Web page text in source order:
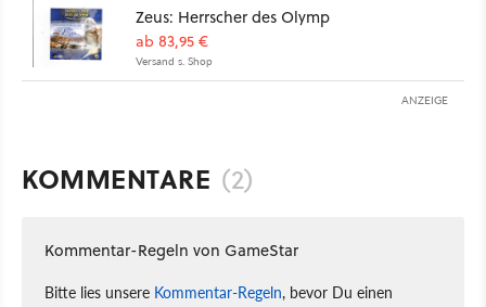
Zeus: Herrscher des Olymp
ab 83,95 €
Versand s. Shop
ANZEIGE
KOMMENTARE (2)
Kommentar-Regeln von GameStar
Bitte lies unsere Kommentar-Regeln, bevor Du einen